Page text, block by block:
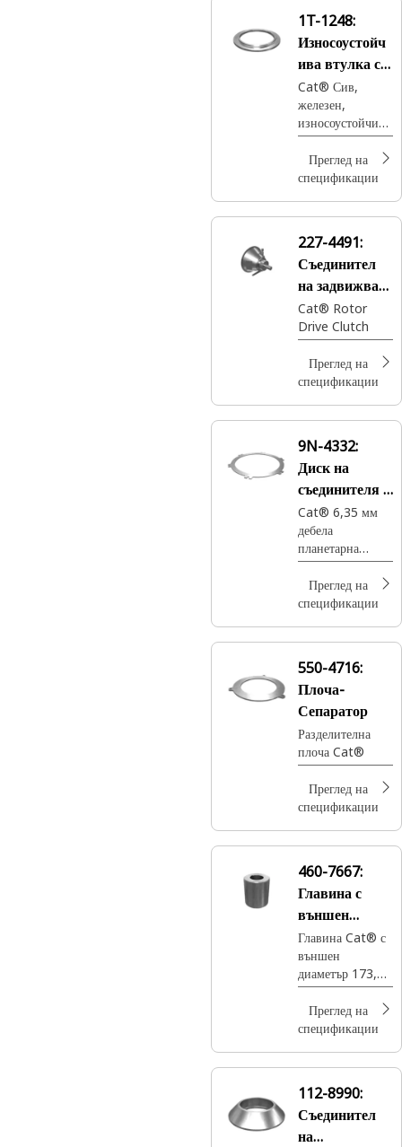
неговата
ефективност и
издръжливост
1T-1248:
Износоустойч
ива втулка с
вътрешен
диаметър
5,751
Cat® Сив,
железен,
износоустойчив
ръкав, използван
в конвертора на
въртящ момент с
диаметър 5,751
Преглед на
спецификации
227-4491:
Съединител
на задвижване
на ротора
Cat® Rotor
Drive Clutch
Преглед на
спецификации
9N-4332:
Диск на
съединителя с
диаметър 534
мм
Cat® 6,35 мм
дебела
планетарна
плоча на
съединител на
трансмисията,
плавно
между зъбните
колела чрез
завладяващи
планетарни
комплекти зъбни
колела
Преглед на
спецификации
550-4716:
Плоча-
Сепаратор
Разделителна
плоча Cat®
Преглед на
спецификации
460-7667:
Главина с
външен
диаметър
173,82 мм
Главина Cat® с
външен
диаметър 173,82
мм, използвана в
електромотор
Преглед на
спецификации
112-8990:
Съединител
на